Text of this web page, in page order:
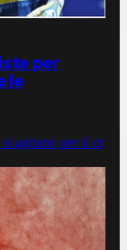
per
le
agitano per il ct